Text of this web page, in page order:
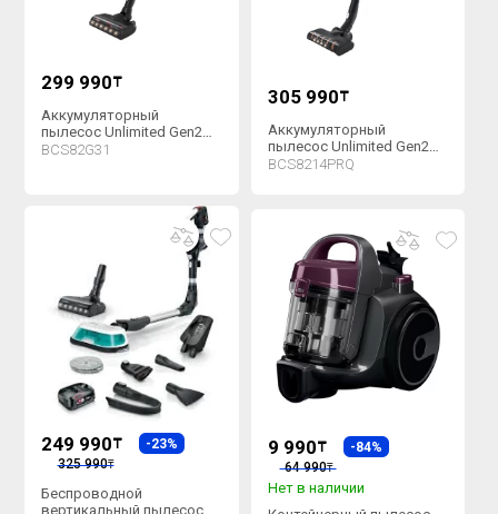
299 990₸
Аккумуляторный
пылесос Unlimited Gen2
Bosch
BCS82G31
305 990₸
Аккумуляторный
пылесос Unlimited Gen2
ProParquet Bosch
BCS8214PRQ
249 990₸
-23%
325 990₸
Беспроводной
вертикальный пылесос
9 990₸
-84%
64 990₸
Нет в наличии